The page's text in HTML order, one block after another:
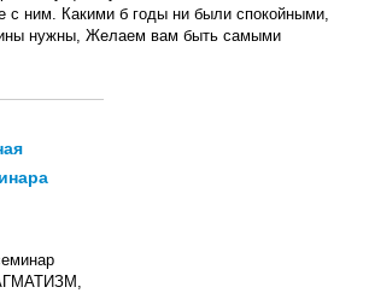
с ним. Какими б годы ни были спокойными,
нужны, Желаем вам быть самыми